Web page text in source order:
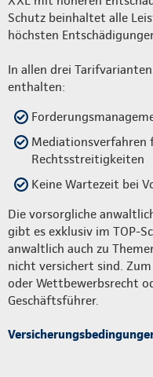
Schutz beinhaltet alle
höchsten
In allen drei
enthalten:
Mediationsverfahren
Rechtsstreitigkeiten
Keine Wartezeit bei
Die vorsorgliche
gibt es exklusiv im TOP-
anwaltlich auch zu
nicht versichert sind.
oder Wettbewerbsrecht
Geschäftsführer.